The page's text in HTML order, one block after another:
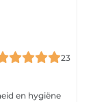
23
en hygiëne